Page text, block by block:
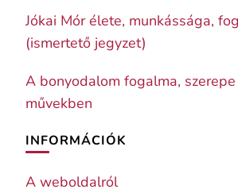
Jókai Mór élete, munkássága,
(ismertető jegyzet)
A bonyodalom fogalma,
művekben
INFORMÁCIÓK
A weboldalról